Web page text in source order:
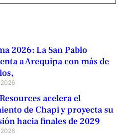
2026: La San Pablo
a Arequipa con más de
acelera el
de Chapi y proyecta su
hacia finales de 2029